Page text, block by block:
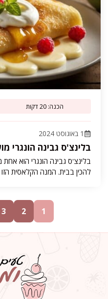
הכנה: 20 דקות
1 באוגוסט 2024
בלינצ'ס גבינה הונגרי
בלינצ'ס גבינה הונגרי הוא אחת
להכין בבית. המנה הקלאסית
1
2
3